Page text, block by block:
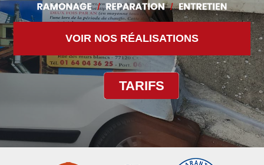
VOIR NOS RÉALISATIONS
TARIFS